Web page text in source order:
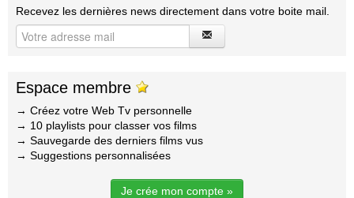
Recevez les dernières news directement dans votre boite mail.
Espace membre
→ Créez votre Web Tv personnelle
→ 10 playlists pour classer vos films
→ Sauvegarde des derniers films vus
→ Suggestions personnalisées
Je crée mon compte »